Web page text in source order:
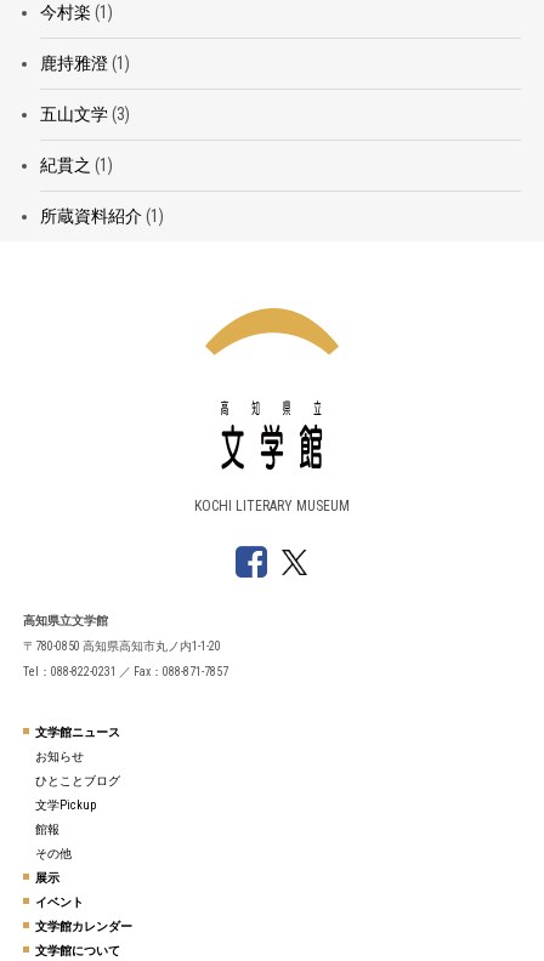
今村楽 (1)
鹿持雅澄(1)
五山文学(3)
紀貫之 (1)
所蔵資料紹介(1)
KOCHI LITERARY MUSEUM
高知県立文学館
〒780-0850 高知県高知市丸ノ内1-1-20
Tel：088-822-0231 ／ Fax：088-871-7857
文学館ニュース
お知らせ
ひとことブログ
文学Pickup
館報
その他
展示
イベント
文学館カレンダー
文学館について